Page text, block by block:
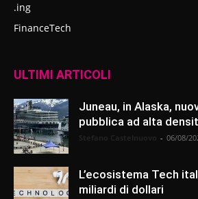
.ing
FinanceTech
ULTIMI ARTICOLI
Juneau, in Alaska,
pubblica ad alta
- 06/08/
L’ecosistema Tech
miliardi di dollari